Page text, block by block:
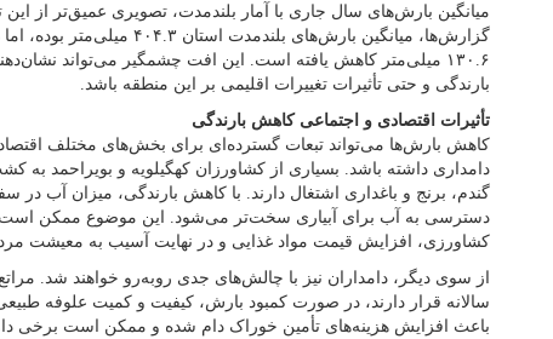
میانگین بارش‌های سال جاری با آمار بلندمدت، تصویری عمیق‌تر از
گزارش‌ها، میانگین بارش‌های
۱۳۰.۶ میلی‌متر کاهش یافته است. این افت چشمگیر می‌تواند
بارندگی و حتی تأثیرات تغییرات اقلیمی بر این منطقه باشد.
تأثیرات اقتصادی و اجتماعی کاهش بارندگی
کاهش بارش‌ها می‌تواند تبعات گسترده‌ای برای بخش‌های مختلف
دامداری داشته باشد. بسیاری از کشاورزان کهگیلویه و بویراحمد به
گندم، برنج و باغداری اشتغال دارند. با کاهش بارندگی، میزان آب در
دسترسی به آب برای آبیاری سخت‌تر می‌شود. این موضوع ممکن است
کشاورزی، افزایش قیمت مواد غذایی و در نهایت آسیب به معیشت
از سوی دیگر، دامداران نیز با چالش‌های جدی روبه‌رو خواهند شد.
سالانه قرار دارند، در صورت کمبود بارش، کیفیت و کمیت علوفه
باعث افزایش هزینه‌های تأمین خوراک دام شده و ممکن است برخی